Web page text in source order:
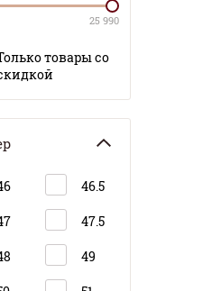
25 990
товары со
46.5
47.5
49